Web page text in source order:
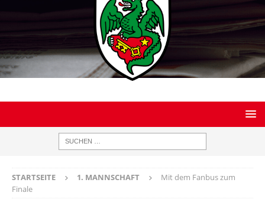
STARTSEITE 1. MANNSCHAFT
Mit dem Fanbus zum
Finale